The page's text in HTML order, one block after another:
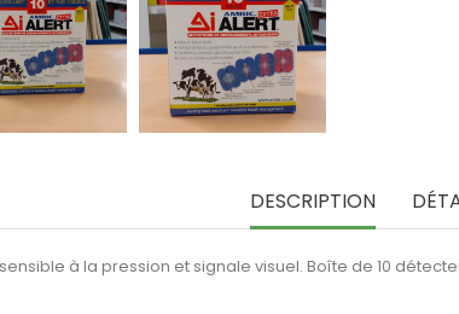
DESCRIPTION
à la pression et signale visuel. Boîte de 10